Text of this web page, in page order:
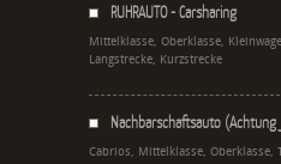
RUHRAUTO - Carsharing
Mittelklasse, Oberklasse,
Langstrecke, Kurzstrecke
Nachbarschaftsauto (Achtung
Cabrios, Mittelklasse, Oberklasse,